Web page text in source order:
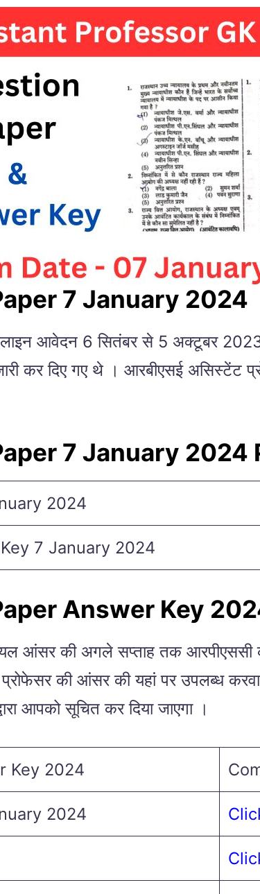
7 January 2024
आवेदन 6 सितंबर से 5 अक्टूबर
जारी कर दिए गए थे । आरबीएसई
7 January 2024
2024
7 January 2024
Answer Key
आंसर की अगले सप्ताह तक आरपीएससी
प्रोफेसर की आंसर की यहां पर
आपको सूचित कर दिया जाएगा ।
Key 2024
2024